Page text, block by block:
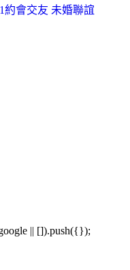
約會交友 未婚聯誼
|| []).push({});